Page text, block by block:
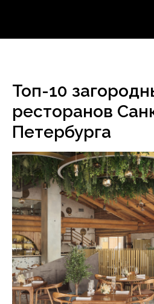
Топ-10
ресторанов
Петербурга